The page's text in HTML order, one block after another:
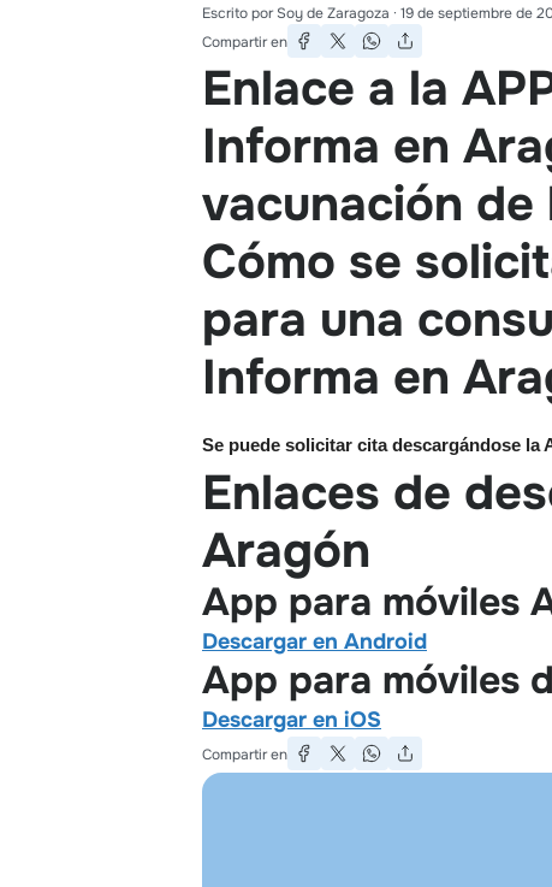
Escrito porSoy de Zaragoza · 19 de septiembre de
Compartir en
Enlace a la
Informa en
vacunación de
Cómo se
para una
Informa en
Se puede solicitar cita descargándose la
Enlaces de
Aragón
App para móviles
Descargar en Android
App para móviles
Descargar en iOS
Compartir en